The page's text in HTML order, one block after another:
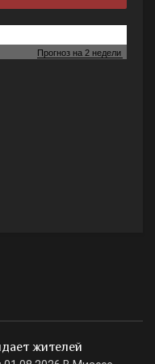
жителей